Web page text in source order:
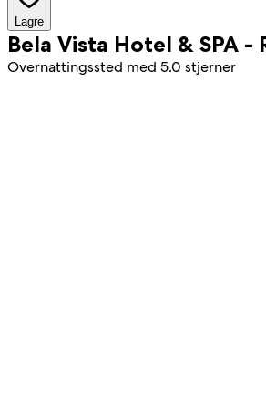
Lagre
Bela Vista Hotel & SPA -
Overnattingssted med 5.0 stjerner